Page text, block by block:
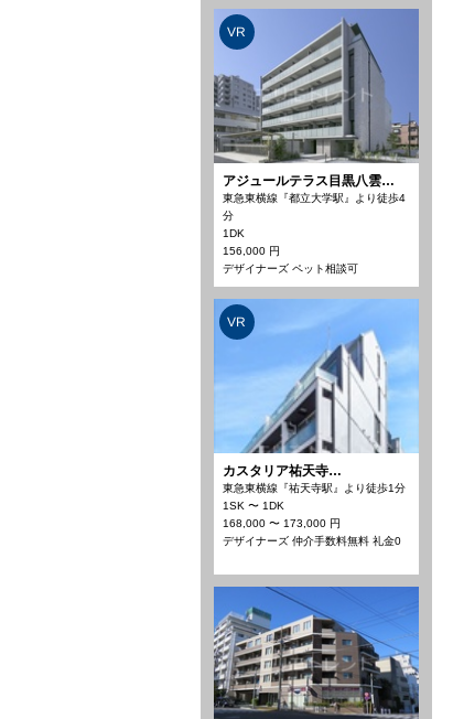
VR
アジュールテラス目黒八雲…
東急東横線『都立大学駅』より徒歩4
分
1DK
156,000 円
デザイナーズ ペット相談可
VR
カスタリア祐天寺…
東急東横線『祐天寺駅』より徒歩1分
1SK 〜 1DK
168,000 〜 173,000 円
デザイナーズ 仲介手数料無料 礼金0